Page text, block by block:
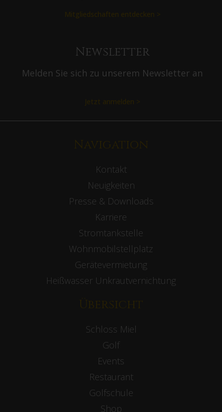
Mitgliedschaften entdecken >
Newsletter
Melden Sie sich zu unserem Newsletter an
Jetzt anmelden >
Navigation
Kontakt
Neuigkeiten
Presse & Downloads
Karriere
Stromtankstelle
Wohnmobilstellplatz
Gerätevermietung
Heißwasser Unkrautvernichtung
Übersicht
Schloss Miel
Golf
Events
Restaurant
Golfschule
Shop